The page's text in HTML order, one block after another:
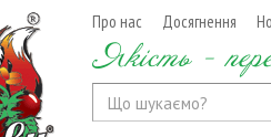
Про нас Досягнення
Якість -